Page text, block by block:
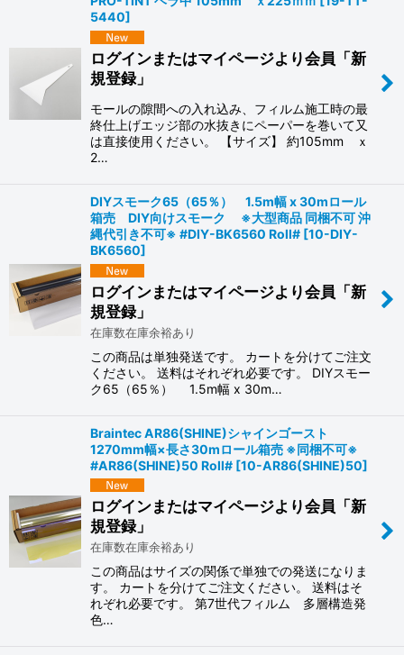
5440]
ログインまたはマイページより会員「新
規登録」
モールの隙間への入れ込み、フィルム施工時の最
終仕上げエッジ部の水抜きにペーパーを巻いて又
は直接使用ください。 【サイズ】 約105mm ｘ
2…
DIYスモーク65（65％） 1.5m幅 x 30mロール
箱売 DIY向けスモーク ※大型商品 同梱不可 沖
縄代引き不可※ #DIY-BK6560 Roll# [10-DIY-
BK6560]
ログインまたはマイページより会員「新
規登録」
在庫数在庫余裕あり
この商品は単独発送です。 カートを分けてご注文
ください。 送料はそれぞれ必要です。 DIYスモー
ク65（65％） 1.5m幅 x 30m…
Braintec AR86(SHINE)シャインゴースト
1270mm幅×長さ30mロール箱売 ※同梱不可※
#AR86(SHINE)50 Roll# [10-AR86(SHINE)50]
ログインまたはマイページより会員「新
規登録」
在庫数在庫余裕あり
この商品はサイズの関係で単独での発送になりま
す。 カートを分けてご注文ください。 送料はそ
れぞれ必要です。 第7世代フィルム 多層構造発
色…